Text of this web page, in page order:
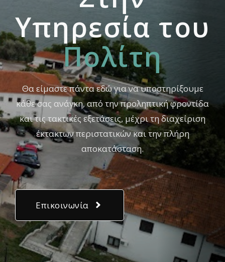
Yπηρεσία του
Πολίτη
Θα είμαστε πάντα εδώ για να υποστηρίξουμε
κάθε σας ανάγκη, από την προληπτική φροντίδα
και τις τακτικές εξετάσεις, μέχρι τη διαχείριση
έκτακτων περιστατικών και την πλήρη
αποκατάσταση.
Επικοινωνία